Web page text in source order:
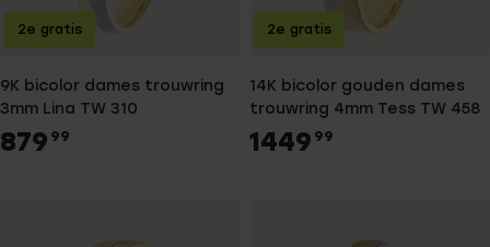
9K bicolor dames trouwring
3mm Lina TW 310
879 99
2e gratis
14K bicolor gouden dames
trouwring 4mm Tess TW 458
1449 99
2e gratis